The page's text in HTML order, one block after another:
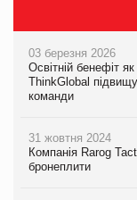
03 березня 2026
Освітній бенефіт
ThinkGlobal
команди
31 жовтня 2024
Компанія Rarog
бронеплити